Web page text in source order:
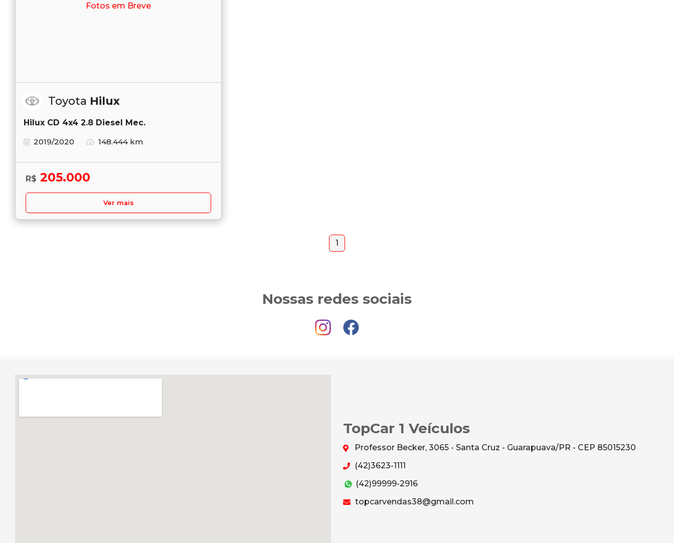
Fotos em Breve
Toyota Hilux
Hilux CD 4x4 2.8 Diesel Mec.
2019/2020
148.444 km
R$ 205.000
Ver mais
1
Nossas redes sociais
TopCar 1 Veículos
Professor Becker, 3065 - Santa Cruz - Guarapuava/PR - CEP 85015230
(42)3623-1111
(42)99999-2916
topcarvendas38@gmail.com